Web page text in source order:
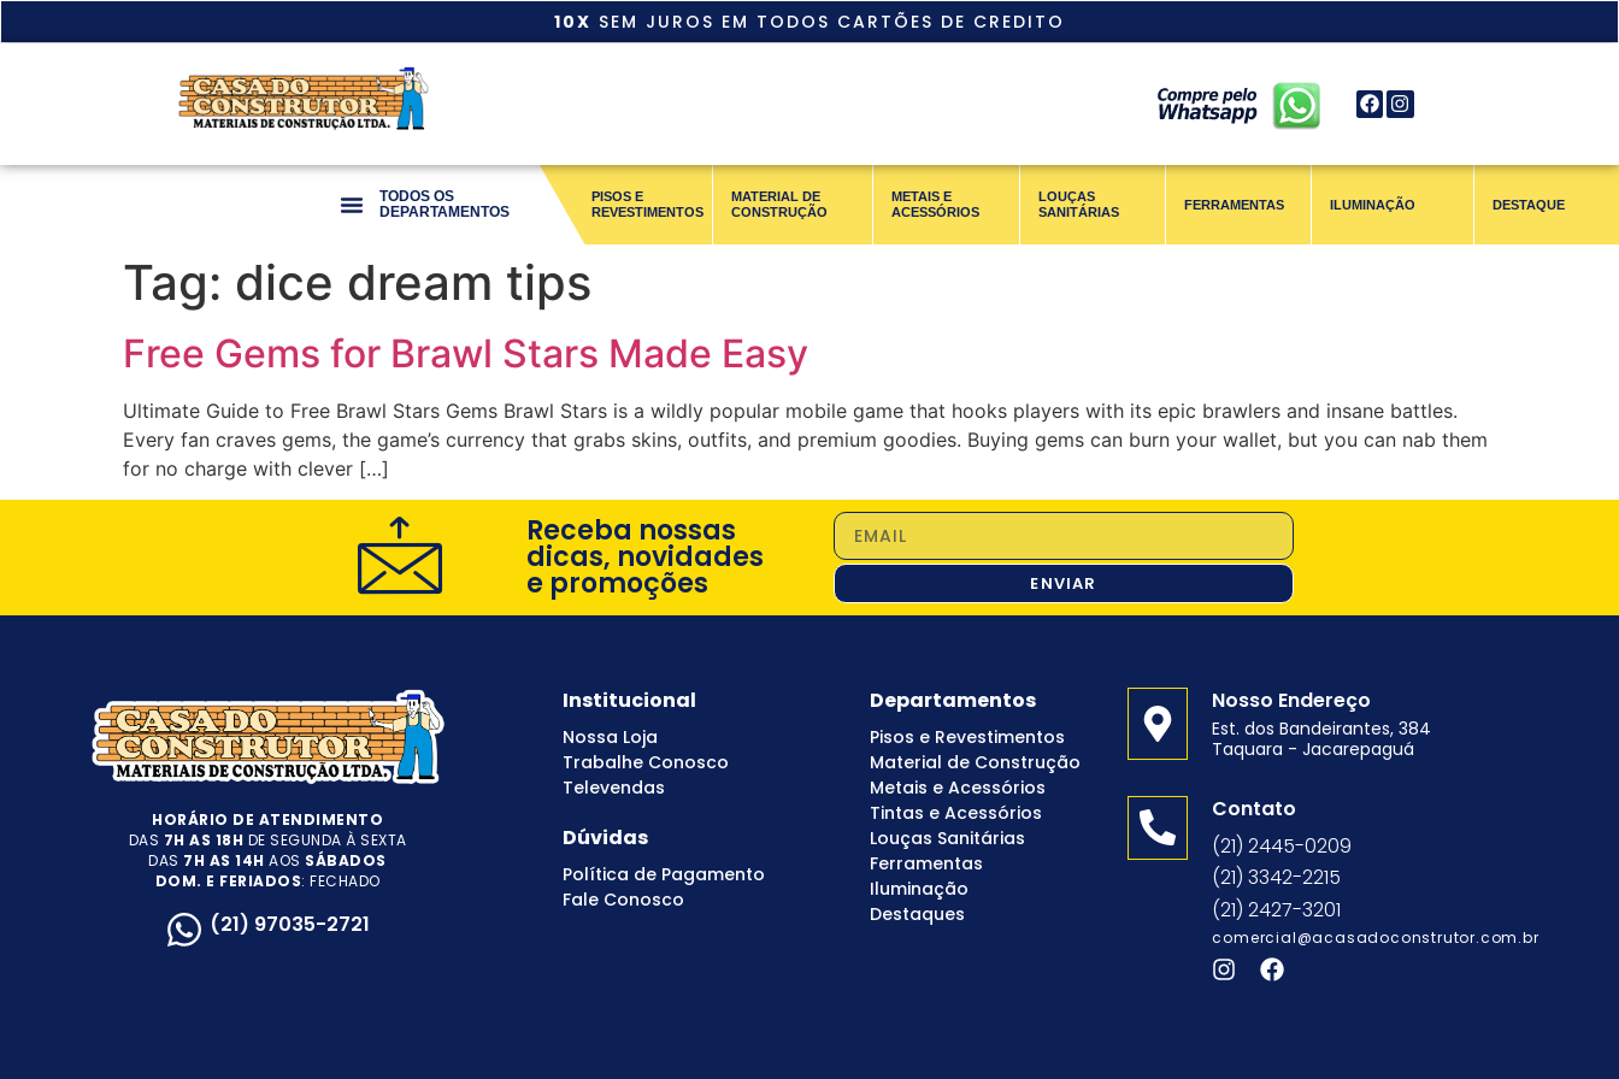
10X SEM JUROS EM TODOS CARTÕES DE CREDITO
TODOS OS
DEPARTAMENTOS
PISOS E
REVESTIMENTOS
MATERIAL DE
CONSTRUÇÃO
METAIS E
ACESSÓRIOS
LOUÇAS
SANITÁRIAS
FERRAMENTAS ILUMINAÇÃO DESTAQUE
Tag: dice dream tips
Free Gems for Brawl Stars Made Easy
Ultimate Guide to Free Brawl Stars Gems Brawl Stars is a wildly popular mobile game that hooks players with its epic brawlers and insane battles.
Every fan craves gems, the game’s currency that grabs skins, outfits, and premium goodies. Buying gems can burn your wallet, but you can nab them
for no charge with clever […]
Receba nossas
dicas, novidades
e promoções ENVIAR
HORÁRIO DE ATENDIMENTO
DAS 7H AS 18H DE SEGUNDA À SEXTA
DAS 7H AS 14H AOS SÁBADOS
DOM. E FERIADOS: FECHADO
(21) 97035-2721
Institucional
Nossa Loja
Trabalhe Conosco
Televendas
Dúvidas
Política de Pagamento
Fale Conosco
Departamentos
Pisos e Revestimentos
Material de Construção
Metais e Acessórios
Tintas e Acessórios
Louças Sanitárias
Ferramentas
Iluminação
Destaques
Nosso Endereço
Est. dos Bandeirantes, 384
Taquara - Jacarepaguá
Contato
(21) 2445-0209
(21) 3342-2215
(21) 2427-3201
comercial@acasadoconstrutor.com.br